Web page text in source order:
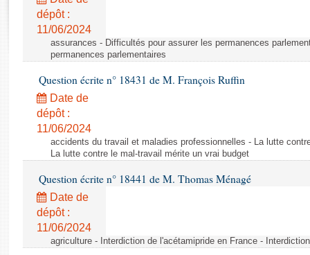
Rapports d'enquête
Rapports législatifs
Baromètre de l’application des lois
Dossiers législatifs
Budget et sécurité sociale
Questions écrites et orales
Comptes rendus des débats
dépôt :
11/06/2024
assurances - Difficultés pour assurer les permanences
permanences parlementaires
Question écrite n° 18431 de M. François Ruffin
Date de
dépôt :
11/06/2024
accidents du travail et maladies professionnelles - La lutte
La lutte contre le mal-travail mérite un vrai budget
Question écrite n° 18441 de M. Thomas Ménagé
Date de
dépôt :
11/06/2024
agriculture - Interdiction de l'acétamipride en France -